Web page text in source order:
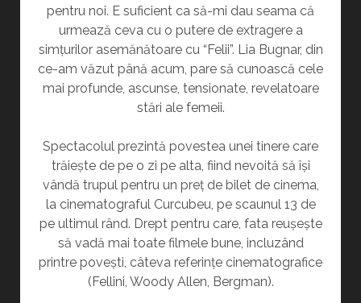
pentru noi. E suficient ca să-mi dau seama că
urmează ceva cu o putere de extragere a
simțurilor asemănătoare cu “Felii”. Lia Bugnar, din
ce-am văzut până acum, pare să cunoască cele
mai profunde, ascunse, tensionate, revelatoare
stări ale femeii.
Spectacolul prezintă povestea unei tinere care
trăiește de pe o zi pe alta, fiind nevoită să își
vândă trupul pentru un preț de bilet de cinema,
la cinematograful Curcubeu, pe scaunul 13 de
pe ultimul rând. Drept pentru care, fata reușește
să vadă mai toate filmele bune, incluzând
printre povești, câteva referințe cinematografice
(Fellini, Woody Allen, Bergman).